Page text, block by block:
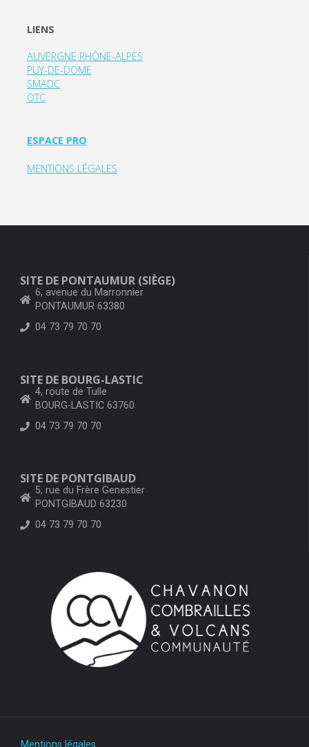
LIENS
AUVERGNE RHÔNE-ALPES
PUY-DE-DOME
SMADC
OTC
ESPACE PRO
MENTIONS LÉGALES
SITE DE PONTAUMUR (SIÈGE)
6, avenue du Marronnier
PONTAUMUR 63380
04 73 79 70 70
SITE DE BOURG-LASTIC
4, route de Tulle
BOURG-LASTIC 63760
04 73 79 70 70
SITE DE PONTGIBAUD
5, rue du Frère Genestier
PONTGIBAUD 63230
04 73 79 70 70
Mentions légales